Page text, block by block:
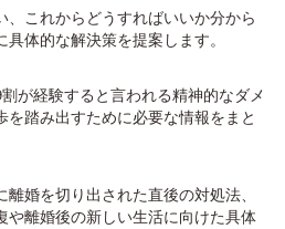
、これからどうすればいいか分から
体的な解決策を提案します。
が経験すると言われる精神的なダメ
を踏み出すために必要な情報をまと
婚を切り出された直後の対処法、
や離婚後の新しい生活に向けた具体